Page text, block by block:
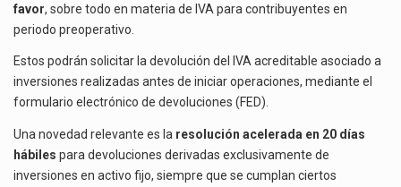
favor, sobre todo en materia de IVA para contribuyentes en
periodo preoperativo.
Estos podrán solicitar la devolución del IVA acreditable asociado a
inversiones realizadas antes de iniciar operaciones, mediante el
formulario electrónico de devoluciones (FED).
Una novedad relevante es la resolución acelerada en 20 días
hábiles para devoluciones derivadas exclusivamente de
inversiones en activo fijo, siempre que se cumplan ciertos